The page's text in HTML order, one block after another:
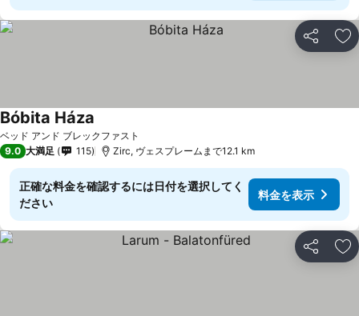
シェア お
ベッド アンド ブレックファスト
Bóbita Háza
9.0 大満足 115 Zirc, ヴェスプレームまで12.1 km
正確な料金を確認するには日付を選択してく
ださい
料金を表示
シェア お